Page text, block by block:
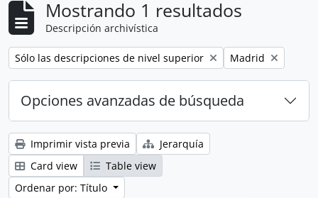
Mostrando 1 resultados
Descripción archivística
Remove filter:
Sólo las descripciones de nivel superior Remove filter:
Madrid
Opciones avanzadas de búsqueda
Imprimir vista previa
Jerarquía
Card view
Table view
Ordenar por: Título